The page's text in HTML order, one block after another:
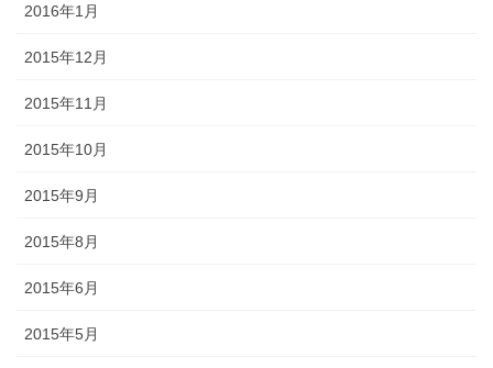
2016年1月
2015年12月
2015年11月
2015年10月
2015年9月
2015年8月
2015年6月
2015年5月